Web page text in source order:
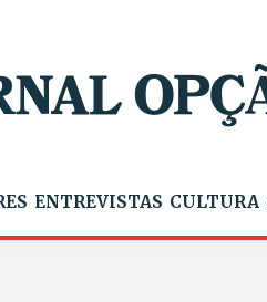
ENTREVISTAS CULTURA